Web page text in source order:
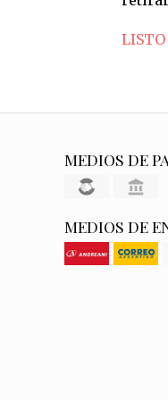
LISTO
MEDIOS DE
MEDIOS DE